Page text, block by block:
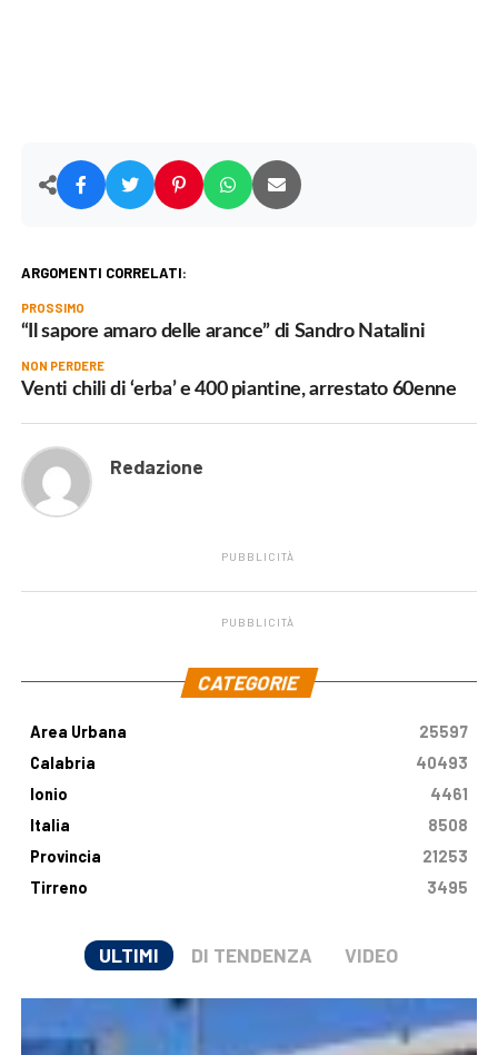
ARGOMENTI CORRELATI:
PROSSIMO
“Il sapore amaro delle arance” di Sandro Natalini
NON PERDERE
Venti chili di ‘erba’ e 400 piantine, arrestato 60enne
Redazione
PUBBLICITÀ
PUBBLICITÀ
CATEGORIE
Area Urbana
25597
Calabria
40493
Ionio
4461
Italia
8508
Provincia
21253
Tirreno
3495
ULTIMI DI TENDENZA VIDEO